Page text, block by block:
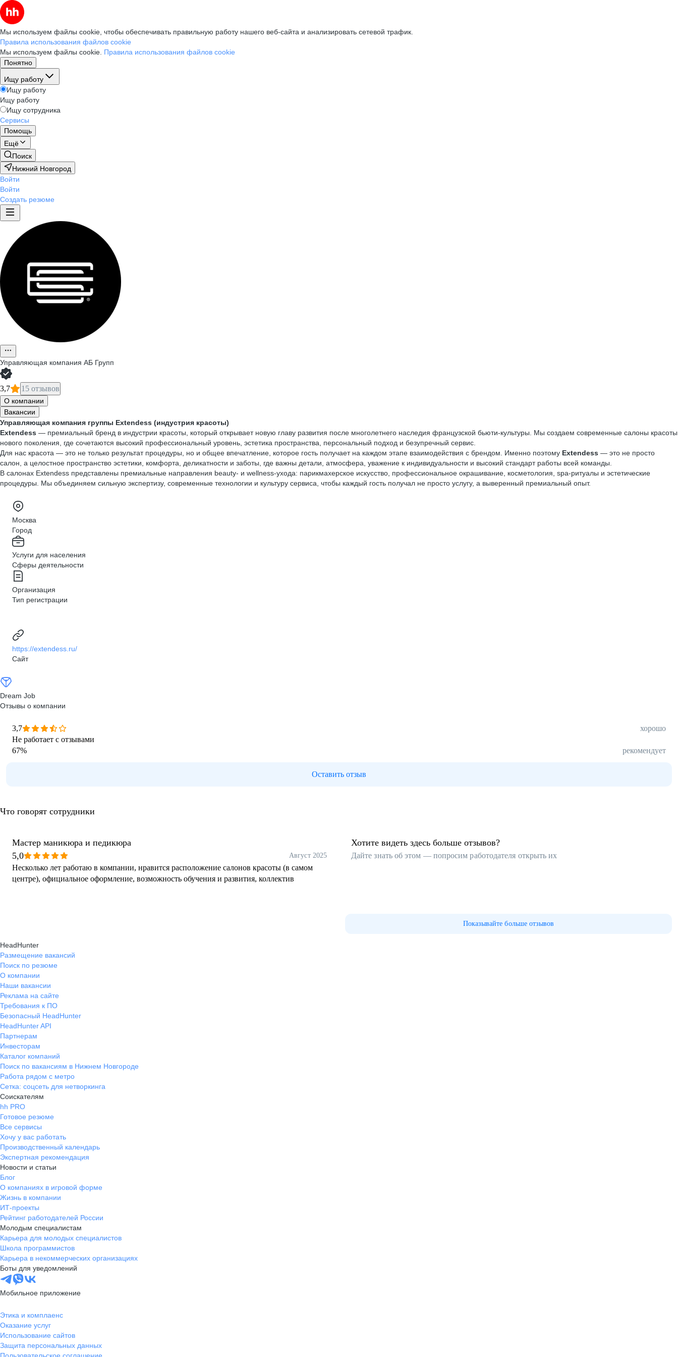
Мы используем файлы cookie, чтобы обеспечивать правильную работу нашего веб-сайта и анализировать сетевой трафик.
Правила использования файлов cookie
Мы используем файлы cookie. Правила использования файлов cookie
Понятно
Ищу работу
Ищу работу
Ищу работу
Ищу сотрудника
Сервисы
Помощь
Ещё
Поиск
Нижний Новгород
Войти
Войти
Создать резюме
Управляющая компания АБ Групп
3,7 15 отзывов
О компании
Вакансии
Управляющая компания группы Extendess (индустрия красоты)
Extendess — премиальный бренд в индустрии красоты, который открывает новую главу развития после многолетнего наследия французской бьюти-культуры. Мы создаем современные салоны красоты
нового поколения, где сочетаются высокий профессиональный уровень, эстетика пространства, персональный подход и безупречный сервис.
Для нас красота — это не только результат процедуры, но и общее впечатление, которое гость получает на каждом этапе взаимодействия с брендом. Именно поэтому Extendess — это не просто
салон, а целостное пространство эстетики, комфорта, деликатности и заботы, где важны детали, атмосфера, уважение к индивидуальности и высокий стандарт работы всей команды.
В салонах Extendess представлены премиальные направления beauty- и wellness-ухода: парикмахерское искусство, профессиональное окрашивание, косметология, spa-ритуалы и эстетические
процедуры. Мы объединяем сильную экспертизу, современные технологии и культуру сервиса, чтобы каждый гость получал не просто услугу, а выверенный премиальный опыт.
Москва
Город
Услуги для населения
Сферы деятельности
Организация
Тип регистрации
https://extendess.ru/
Сайт
Dream Job
Отзывы о компании
3,7
хорошо
Не работает с отзывами
67% рекомендует
Оставить отзыв
Что говорят сотрудники
Мастер маникюра и педикюра
5,0
Август 2025
Несколько лет работаю в компании, нравится расположение салонов красоты (в самом
центре), официальное оформление, возможность обучения и развития, коллектив
Хотите видеть здесь больше отзывов?
Дайте знать об этом — попросим работодателя открыть их
Показывайте больше отзывов
HeadHunter
Размещение вакансий
Поиск по резюме
О компании
Наши вакансии
Реклама на сайте
Требования к ПО
Безопасный HeadHunter
HeadHunter API
Партнерам
Инвесторам
Каталог компаний
Поиск по вакансиям в Нижнем Новгороде
Работа рядом с метро
Сетка: соцсеть для нетворкинга
Соискателям
hh PRO
Готовое резюме
Все сервисы
Хочу у вас работать
Производственный календарь
Экспертная рекомендация
Новости и статьи
Блог
О компаниях в игровой форме
Жизнь в компании
ИТ-проекты
Рейтинг работодателей России
Молодым специалистам
Карьера для молодых специалистов
Школа программистов
Карьера в некоммерческих организациях
Боты для уведомлений
Мобильное приложение
Этика и комплаенс
Оказание услуг
Использование сайтов
Защита персональных данных